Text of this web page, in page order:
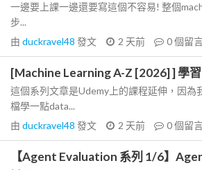
一邊要上課一邊還要寫這個不容易! 整個
步...
由 duckravel48 發文 2 天前 0個留
[Machine Learning A-Z [2026] ] 學
這個系列文章是Udemy上的課程延伸，因為
檔學一點data...
由 duckravel48 發文 2 天前 0個留
【Agent Evaluation 系列 1/6】